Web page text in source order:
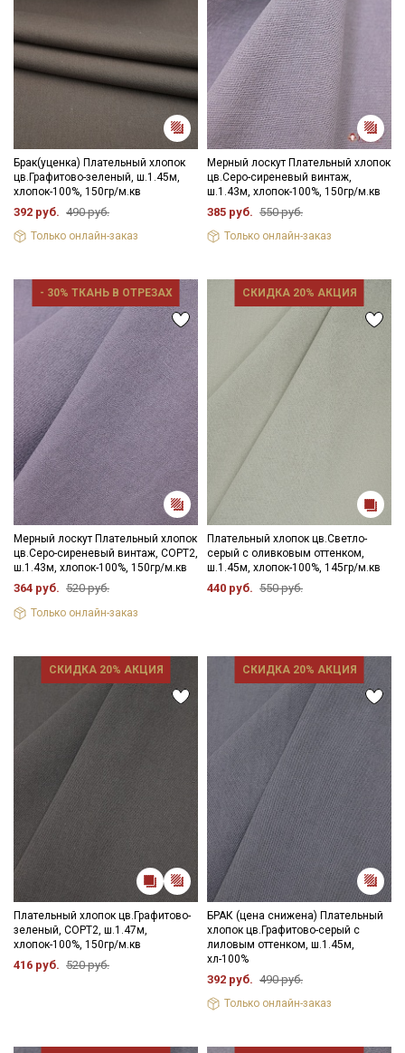
Брак(уценка) Плательный хлопок
цв.Графитово-зеленый, ш.1.45м,
хлопок-100%, 150гр/м.кв
392 руб. 490 руб.
Только онлайн-заказ
Мерный лоскут Плательный хлопок
цв.Серо-сиреневый винтаж,
ш.1.43м, хлопок-100%, 150гр/м.кв
385 руб. 550 руб.
Только онлайн-заказ
- 30% ТКАНЬ В ОТРЕЗАХ
Мерный лоскут Плательный хлопок
цв.Серо-сиреневый винтаж, СОРТ2,
ш.1.43м, хлопок-100%, 150гр/м.кв
364 руб. 520 руб.
Только онлайн-заказ
СКИДКА 20% АКЦИЯ
Плательный хлопок цв.Светло-
серый с оливковым оттенком,
ш.1.45м, хлопок-100%, 145гр/м.кв
440 руб. 550 руб.
СКИДКА 20% АКЦИЯ
Плательный хлопок цв.Графитово-
зеленый, СОРТ2, ш.1.47м,
хлопок-100%, 150гр/м.кв
416 руб. 520 руб.
СКИДКА 20% АКЦИЯ
БРАК (цена снижена) Плательный
хлопок цв.Графитово-серый с
лиловым оттенком, ш.1.45м,
хл-100%
392 руб. 490 руб.
Только онлайн-заказ